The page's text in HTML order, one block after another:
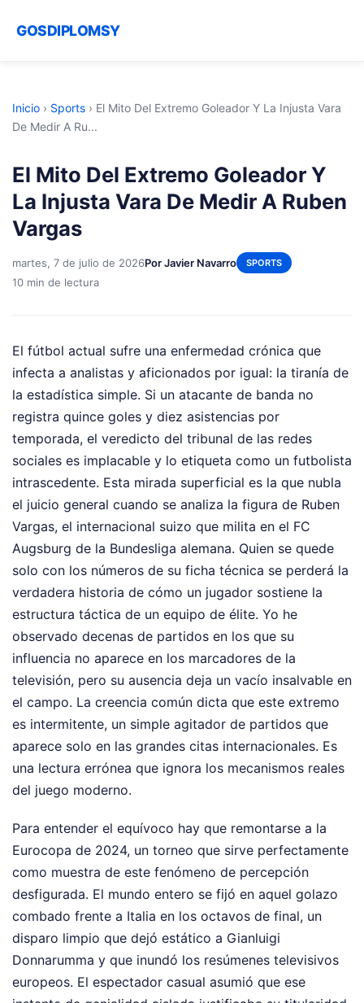
GOSDIPLOMSY
Inicio › Sports › El Mito Del Extremo Goleador Y La Injusta Vara
De Medir A Ru...
El Mito Del Extremo Goleador Y
La Injusta Vara De Medir A Ruben
Vargas
martes, 7 de julio de 2026Por Javier Navarro SPORTS
10 min de lectura
El fútbol actual sufre una enfermedad crónica que
infecta a analistas y aficionados por igual: la tiranía de
la estadística simple. Si un atacante de banda no
registra quince goles y diez asistencias por
temporada, el veredicto del tribunal de las redes
sociales es implacable y lo etiqueta como un futbolista
intrascedente. Esta mirada superficial es la que nubla
el juicio general cuando se analiza la figura de Ruben
Vargas, el internacional suizo que milita en el FC
Augsburg de la Bundesliga alemana. Quien se quede
solo con los números de su ficha técnica se perderá la
verdadera historia de cómo un jugador sostiene la
estructura táctica de un equipo de élite. Yo he
observado decenas de partidos en los que su
influencia no aparece en los marcadores de la
televisión, pero su ausencia deja un vacío insalvable en
el campo. La creencia común dicta que este extremo
es intermitente, un simple agitador de partidos que
aparece solo en las grandes citas internacionales. Es
una lectura errónea que ignora los mecanismos reales
del juego moderno.
Para entender el equívoco hay que remontarse a la
Eurocopa de 2024, un torneo que sirve perfectamente
como muestra de este fenómeno de percepción
desfigurada. El mundo entero se fijó en aquel golazo
combado frente a Italia en los octavos de final, un
disparo limpio que dejó estático a Gianluigi
Donnarumma y que inundó los resúmenes televisivos
europeos. El espectador casual asumió que ese